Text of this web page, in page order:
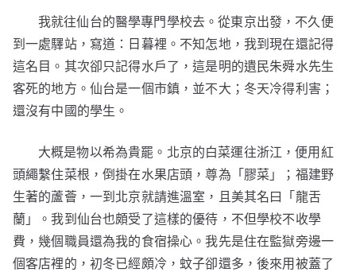
我就往仙台的醫學專門學校去。從東京出發，不久便
到一處驛站，寫道：日暮裡。不知怎地，我到現在還記得
這名目。其次卻只記得水戶了，這是明的遺民朱舜水先生
客死的地方。仙台是一個市鎮，並不大；冬天冷得利害；
還沒有中國的學生。
大概是物以希為貴罷。北京的白菜運往浙江，便用紅
頭繩繫住菜根，倒掛在水果店頭，尊為「膠菜」；福建野
生著的蘆薈，一到北京就請進溫室，且美其名曰「龍舌
蘭」。我到仙台也頗受了這樣的優待，不但學校不收學
費，幾個職員還為我的食宿操心。我先是住在監獄旁邊一
個客店裡的，初冬已經頗冷，蚊子卻還多，後來用被蓋了